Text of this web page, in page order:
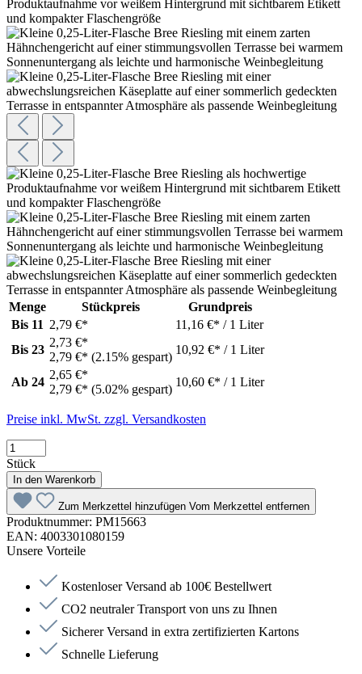
Menge Stückpreis
Grundpreis
Bis 11 2,79 €*
11,16 €* / 1 Liter
Bis 23
2,73 €*
2,79 €* (2.15% gespart)
10,92 €* / 1 Liter
Ab 24
2,65 €*
2,79 €* (5.02% gespart)
10,60 €* / 1 Liter
Preise inkl. MwSt. zzgl. Versandkosten
Stück
In den Warenkorb
Zum Merkzettel hinzufügen Vom Merkzettel entfernen
Produktnummer: PM15663
EAN: 4003301080159
Unsere Vorteile
Kostenloser Versand ab 100€ Bestellwert
CO2 neutraler Transport von uns zu Ihnen
Sicherer Versand in extra zertifizierten Kartons
Schnelle Lieferung